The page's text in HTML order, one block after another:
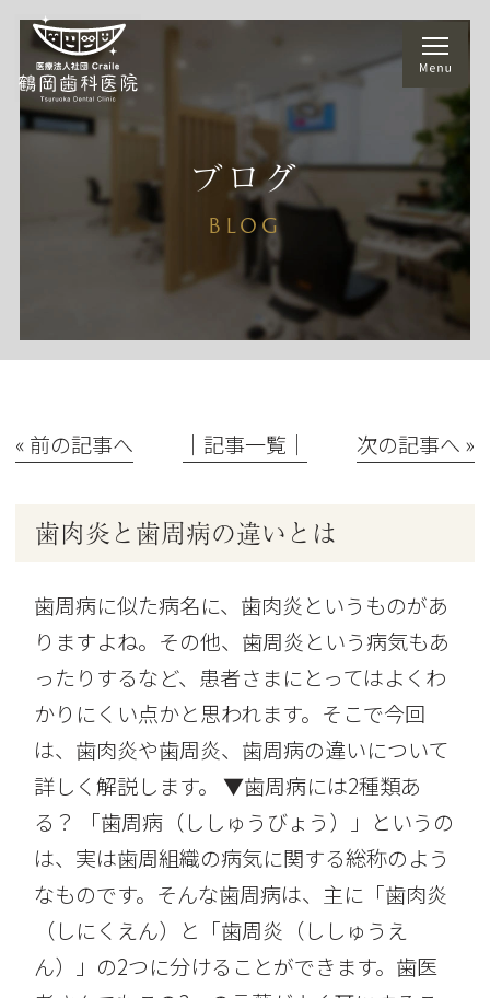
ブログ
BLOG
« 前の記事へ │記事一覧│ 次の記事へ »
歯肉炎と歯周病の違いとは
歯周病に似た病名に、歯肉炎というものがあ
りますよね。その他、歯周炎という病気もあ
ったりするなど、患者さまにとってはよくわ
かりにくい点かと思われます。そこで今回
は、歯肉炎や歯周炎、歯周病の違いについて
詳しく解説します。 ▼歯周病には2種類あ
る？ 「歯周病（ししゅうびょう）」というの
は、実は歯周組織の病気に関する総称のよう
なものです。そんな歯周病は、主に「歯肉炎
（しにくえん）と「歯周炎（ししゅうえ
ん）」の2つに分けることができます。歯医